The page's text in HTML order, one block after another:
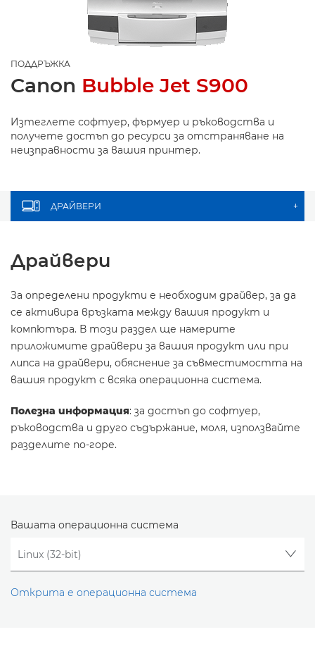
ПОДДРЪЖКА
Canon Bubble Jet S900
Изтеглете софтуер, фърмуер и ръководства и
получете достъп до ресурси за отстраняване на
неизправности за вашия принтер.
ДРАЙВЕРИ +
Драйвери
За определени продукти е необходим драйвер, за да
се активира връзката между вашия продукт и
компютъра. В този раздел ще намерите
приложимите драйвери за вашия продукт или при
липса на драйвери, обяснение за съвместимостта на
вашия продукт с всяка операционна система.
Полезна информация: за достъп до софтуер,
ръководства и друго съдържание, моля, използвайте
разделите по-горе.
Вашата операционна система
Открита е операционна система